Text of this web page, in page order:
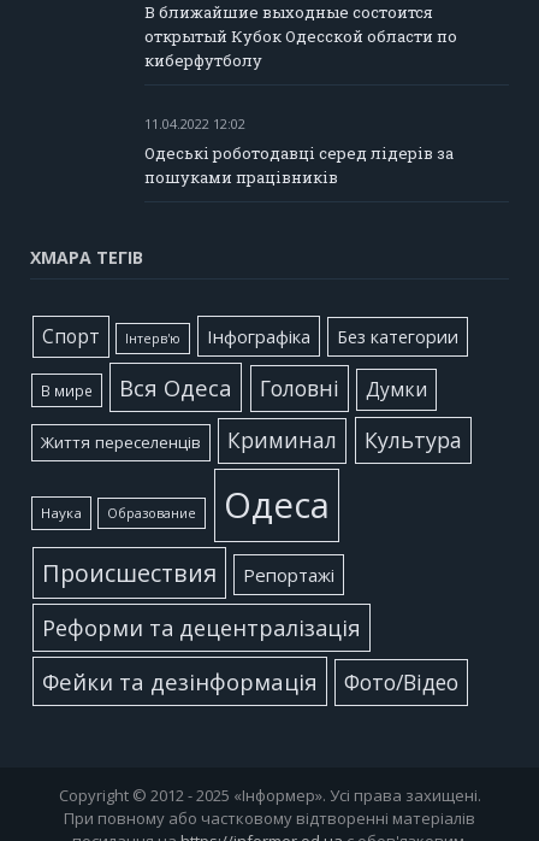
В ближайшие выходные состоится
открытый Кубок Одесской области по
киберфутболу
11.04.2022 12:02
Одеські роботодавці серед лідерів за
пошуками працівників
ХМАРА ТЕГІВ
Cпорт Інтерв'ю Інфографіка Без категории
В мире Вся Одеса Головні Думки
Життя переселенців Криминал Культура
Наука Образование Одеса
Происшествия Репортажі
Реформи та децентралізація
Фейки та дезінформація
Фото/Відео
Copyright © 2012 - 2025 «Інформер». Усі права захищені.
При повному або частковому відтворенні матеріалів